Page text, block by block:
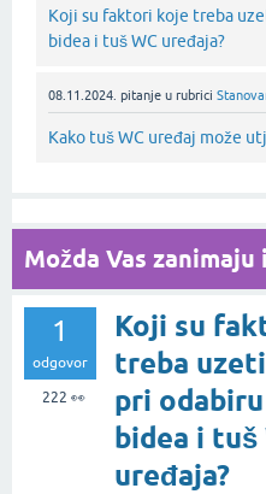
Koji su faktori koje treba
bidea i tuš WC uređaja?
08.11.2024. pitanje u rubrici
Kako tuš WC uređaj može
Možda Vas
1
odgovor
222 👀
Koji su
treba
pri
bidea i tuš
uređaja?